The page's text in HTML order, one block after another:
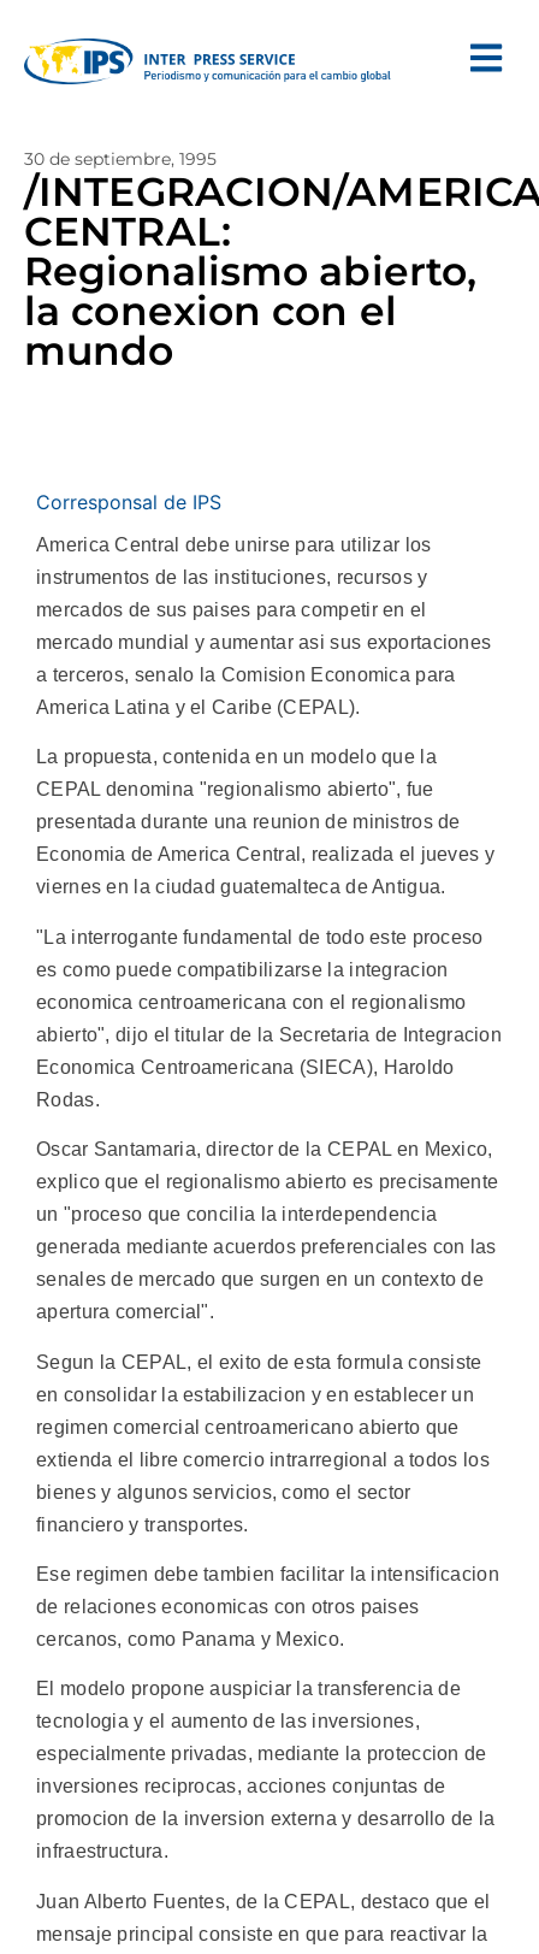
30 de septiembre, 1995
/INTEGRACION/
CENTRAL:
Regionalismo abierto,
la conexion con el
mundo
Corresponsal de IPS
America Central debe unirse para utilizar los
instrumentos de las instituciones, recursos y
mercados de sus paises para competir en el
mercado mundial y aumentar asi sus exportaciones
a terceros, senalo la Comision Economica para
America Latina y el Caribe (CEPAL).
La propuesta, contenida en un modelo que la
CEPAL denomina "regionalismo abierto", fue
presentada durante una reunion de ministros de
Economia de America Central, realizada el jueves y
viernes en la ciudad guatemalteca de Antigua.
"La interrogante fundamental de todo este proceso
es como puede compatibilizarse la integracion
economica centroamericana con el regionalismo
abierto", dijo el titular de la Secretaria de Integracion
Economica Centroamericana (SIECA), Haroldo
Rodas.
Oscar Santamaria, director de la CEPAL en Mexico,
explico que el regionalismo abierto es precisamente
un "proceso que concilia la interdependencia
generada mediante acuerdos preferenciales con las
senales de mercado que surgen en un contexto de
apertura comercial".
Segun la CEPAL, el exito de esta formula consiste
en consolidar la estabilizacion y en establecer un
regimen comercial centroamericano abierto que
extienda el libre comercio intrarregional a todos los
bienes y algunos servicios, como el sector
financiero y transportes.
Ese regimen debe tambien facilitar la intensificacion
de relaciones economicas con otros paises
cercanos, como Panama y Mexico.
El modelo propone auspiciar la transferencia de
tecnologia y el aumento de las inversiones,
especialmente privadas, mediante la proteccion de
inversiones reciprocas, acciones conjuntas de
promocion de la inversion externa y desarrollo de la
infraestructura.
Juan Alberto Fuentes, de la CEPAL, destaco que el
mensaje principal consiste en que para reactivar la